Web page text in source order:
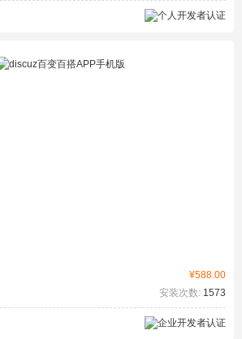
¥588.00
安装次数: 1573